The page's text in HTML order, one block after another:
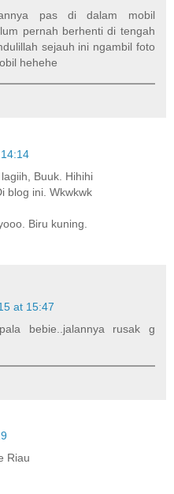
pas di dalam mobil
pernah berhenti di tengah
sejauh ini ngambil foto
hehehe
Buuk. Hihihi
blog ini. Wkwkwk
Biru kuning.
at 15:47
bebie..jalannya rusak g
Riau